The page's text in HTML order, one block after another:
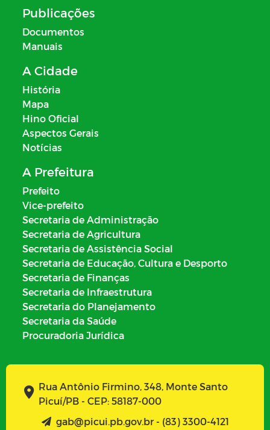
Publicações
Documentos
Manuais
A Cidade
História
Mapa
Hino Oficial
Aspectos Gerais
Notícias
A Prefeitura
Prefeito
Vice-prefeito
Secretaria de Administração
Secretaria de Agricultura
Secretaria de Assistência Social
Secretaria de Educação, Cultura e Desporto
Secretaria de Finanças
Secretaria de Infraestrutura
Secretaria do Planejamento
Secretaria da Saúde
Procuradoria Jurídica
Rua Antônio Firmino, 348, Monte Santo
Picuí/PB - CEP: 58187-000
gab@picui.pb.gov.br - (83) 3300-4121